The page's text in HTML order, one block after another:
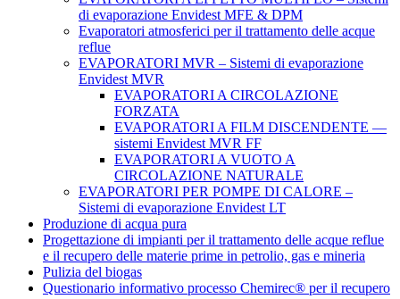
di evaporazione Envidest MFE & DPM
Evaporatori atmosferici per il trattamento delle acque
reflue
EVAPORATORI MVR – Sistemi di evaporazione
Envidest MVR
EVAPORATORI A CIRCOLAZIONE
FORZATA
EVAPORATORI A FILM DISCENDENTE —
sistemi Envidest MVR FF
EVAPORATORI A VUOTO A
CIRCOLAZIONE NATURALE
EVAPORATORI PER POMPE DI CALORE –
Sistemi di evaporazione Envidest LT
Produzione di acqua pura
Progettazione di impianti per il trattamento delle acque reflue
e il recupero delle materie prime in petrolio, gas e mineria
Pulizia del biogas
Questionario informativo processo Chemirec® per il recupero